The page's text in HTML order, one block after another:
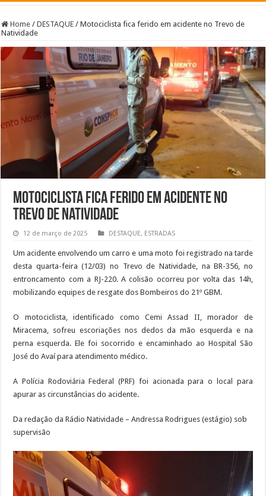
Home / DESTAQUE / Motociclista fica ferido em acidente no Trevo de
Natividade
Motociclista fica ferido em acidente no
Trevo de Natividade
12 de março de 2025 DESTAQUE, ESTRADAS
Um acidente envolvendo um carro e uma moto foi registrado na tarde
desta quarta-feira (12/03) no Trevo de Natividade, na BR-356, no
entroncamento com a RJ-220. A colisão ocorreu por volta das 14h,
mobilizando equipes de resgate dos Bombeiros do 21º GBM.
O motociclista, identificado como Cemi Assad II, morador de
Miracema, sofreu escoriações nos dedos da mão esquerda e na
perna esquerda. Ele foi socorrido e encaminhado ao Hospital São
José do Avaí para atendimento médico.
A Polícia Rodoviária Federal (PRF) foi acionada para o local para
apurar as circunstâncias do acidente.
Da redação da Rádio Natividade – Andressa Rodrigues (estágio) sob
supervisão